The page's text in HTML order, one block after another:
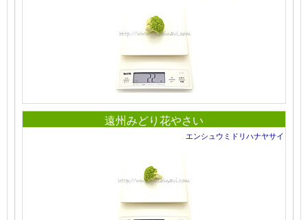
遠州みどり花やさい
エンシュウミドリハナヤサイ